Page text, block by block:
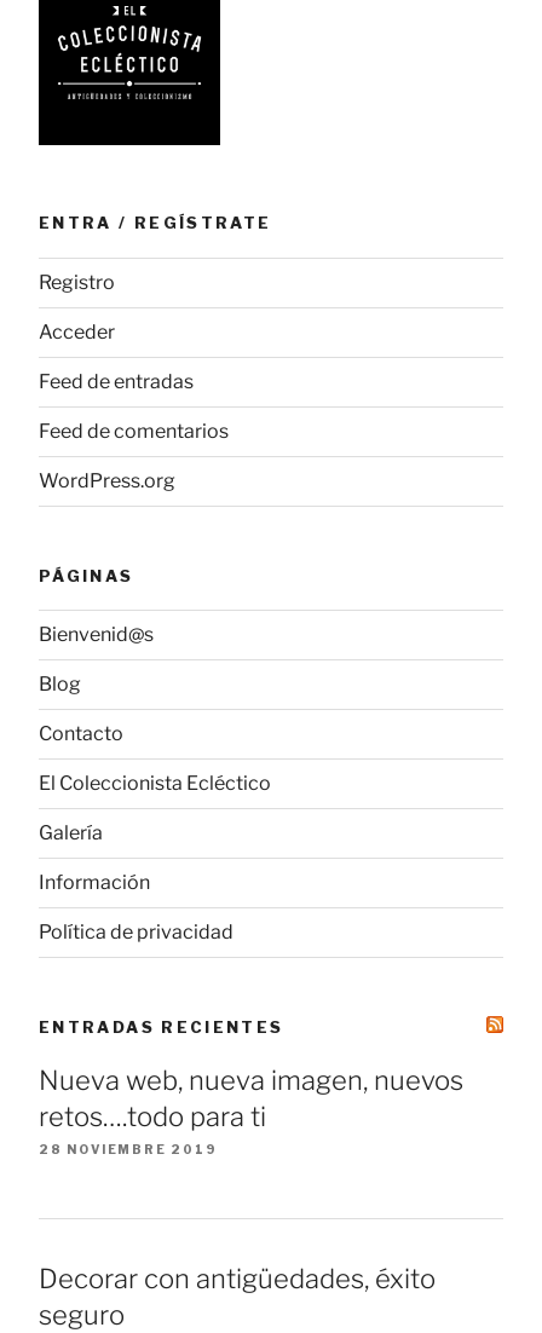
ENTRA / REGÍSTRATE
Registro
Acceder
Feed de entradas
Feed de comentarios
WordPress.org
PÁGINAS
Bienvenid@s
Blog
Contacto
El Coleccionista Ecléctico
Galería
Información
Política de privacidad
ENTRADAS RECIENTES
Nueva web, nueva imagen, nuevos
retos….todo para ti
28 NOVIEMBRE 2019
Decorar con antigüedades, éxito
seguro